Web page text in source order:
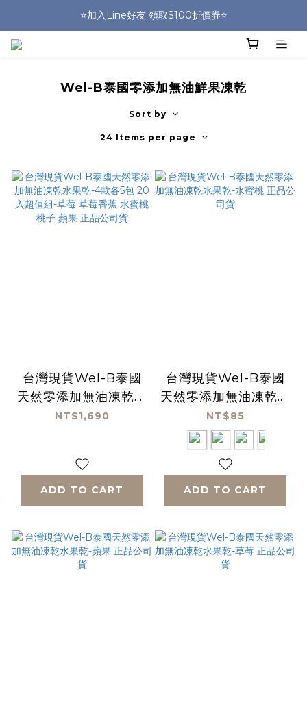
🎒HUGGER實體門市~實背才知道🎒
⭐️加入Line好友 領取$100折價券⭐️
Wel-B泰國零添加無油鮮果凍乾
Sort by
24 Items per page
台灣現貨Wel-B泰國
天然零添加無油凍乾水
果乾-4款各5包 20入
公司貨
NT$1,690
ADD TO CART
台灣現貨Wel-B泰國
天然零添加無油凍乾水
果乾-水蜜桃 正品公司
貨
NT$85
ADD TO CART